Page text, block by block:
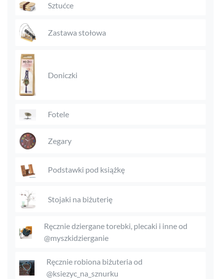
Sztućce
Zastawa stołowa
Doniczki
Fotele
Zegary
Podstawki pod książkę
Stojaki na biżuterię
Ręcznie dziergane torebki, plecaki i inne od
@myszkidzierganie
Ręcznie robiona biżuteria od
@ksiezyc_na_sznurku